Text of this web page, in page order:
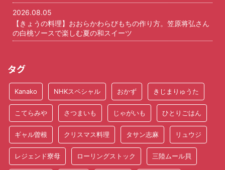
2026.08.05
【きょうの料理】おおらかわらびもちの作り方。笠原将弘さん
の白桃ソースで楽しむ夏の和スイーツ
タグ
Kanako NHKスペシャル おかず きじまりゅうた
こてらみや さつまいも じゃがいも ひとりごはん
ギャル曽根 クリスマス料理 タサン志麻 リュウジ
レジェンド寮母 ローリングストック 三陸ムール貝